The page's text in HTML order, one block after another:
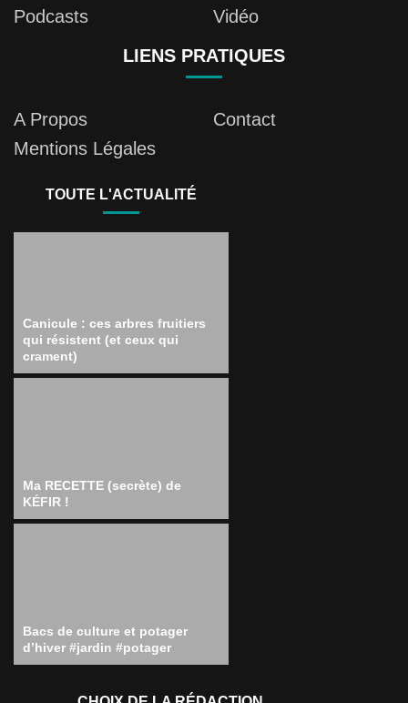
Podcasts
Vidéo
LIENS PRATIQUES
A Propos
Contact
Mentions Légales
TOUTE L'ACTUALITÉ
Canicule : ces arbres fruitiers
qui résistent (et ceux qui
crament)
Ma RECETTE (secrète) de
KÉFIR !
Bacs de culture et potager
d’hiver #jardin #potager